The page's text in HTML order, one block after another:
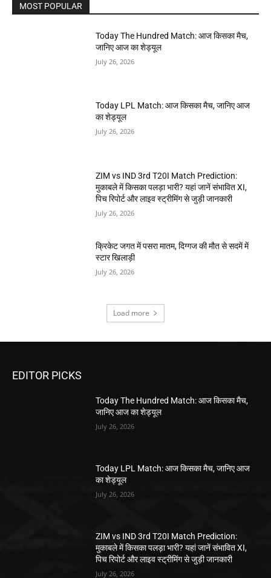
MOST POPULAR
Today The Hundred Match: आज किसका मैच,
जानिए आज का शेड्यूल
July 26, 2026
Today LPL Match: आज किसका मैच, जानिए आज
का शेड्यूल
July 26, 2026
ZIM vs IND 3rd T20I Match Prediction:
मुकाबले में किसका पलड़ा भारी? यहां जानें संभावित XI,
पिच रिपोर्ट और लाइव स्ट्रीमिंग से जुड़ी जानकारी
July 26, 2026
क्रिकेट जगत में पसरा मातम, दिग्गज की मौत से सदमें में
स्टार खिलाड़ी
July 26, 2026
Load more
EDITOR PICKS
Today The Hundred Match: आज किसका मैच,
जानिए आज का शेड्यूल
July 26, 2026
Today LPL Match: आज किसका मैच, जानिए आज
का शेड्यूल
July 26, 2026
ZIM vs IND 3rd T20I Match Prediction:
मुकाबले में किसका पलड़ा भारी? यहां जानें संभावित XI,
पिच रिपोर्ट और लाइव स्ट्रीमिंग से जुड़ी जानकारी
July 26, 2026